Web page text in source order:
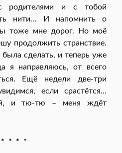
родителями и с тобой
нити… И напомнить о
тоже мне дорог. Но моё
продолжить странствие.
сделать, и теперь уже
я направляюсь, от всего
Ещё недели две-три
если срастётся…
и тю-тю – меня ждёт
* * *